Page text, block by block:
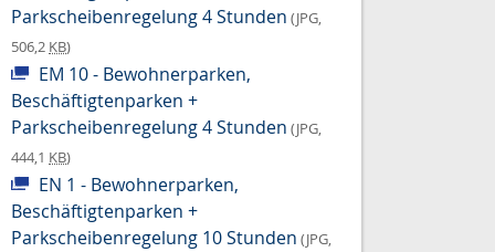
Parkscheibenregelung 4 Stunden (JPG,
506,2 KB)
EM 10 - Bewohnerparken,
Beschäftigtenparken +
Parkscheibenregelung 4 Stunden (JPG,
444,1 KB)
EN 1 - Bewohnerparken,
Beschäftigtenparken +
Parkscheibenregelung 10 Stunden (JPG,